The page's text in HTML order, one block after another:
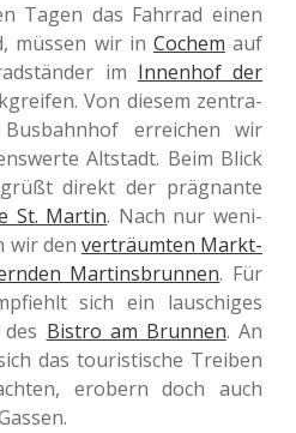
Tagen das Fahr­rad einen
müssen wir in Cochem auf
im Innen­hof der
Von diesem zen­tra­
errei­chen wir
Alt­stadt. Beim Blick
direkt der prä­gnan­te
St. Martin. Nach nur weni­
wir den ver­träum­ten Markt­
Mar­tins­brun­nen. Für
sich ein lau­schi­ges
Bistro am Brun­nen. An
das tou­ris­ti­sche Trei­ben
erobern doch auch